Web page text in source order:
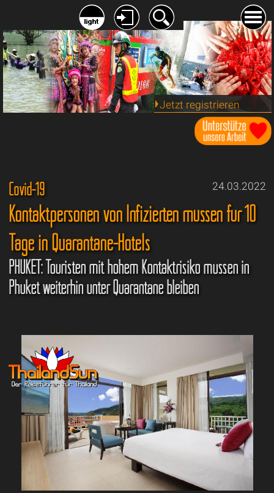
Jetzt registrieren
24.03.2022
Covid-19
Kontaktpersonen von Infizierten müssen für 10
Tage in Quarantäne-Hotels
PHUKET: Touristen mit hohem Kontaktrisiko müssen in
Phuket weiterhin unter Quarantäne bleiben